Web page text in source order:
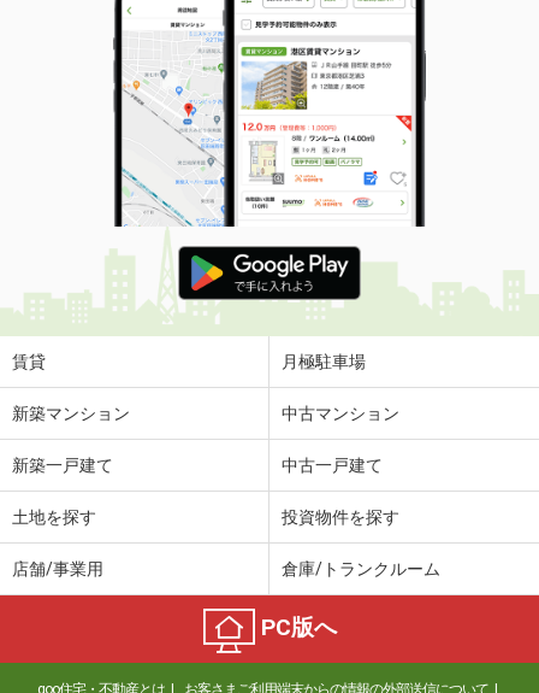
賃貸 月極駐車場
新築マンション 中古マンション
新築一戸建て 中古一戸建て
土地を探す 投資物件を探す
店舗/事業用 倉庫/トランクルーム
PC版へ